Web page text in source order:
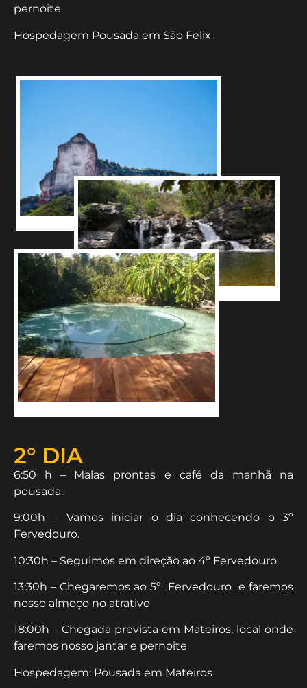
pernoite.
Hospedagem Pousada em São Felix.
2° DIA
6:50 h – Malas prontas e café da manhã na
pousada.
9:00h – Vamos iniciar o dia conhecendo o 3º
Fervedouro.
10:30h – Seguimos em direção ao 4º Fervedouro.
13:30h – Chegaremos ao 5º Fervedouro e faremos
nosso almoço no atrativo
18:00h – Chegada prevista em Mateiros, local onde
faremos nosso jantar e pernoite
Hospedagem: Pousada em Mateiros